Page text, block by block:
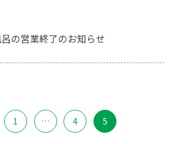
呂の営業終了のお知らせ
1 … 4 5